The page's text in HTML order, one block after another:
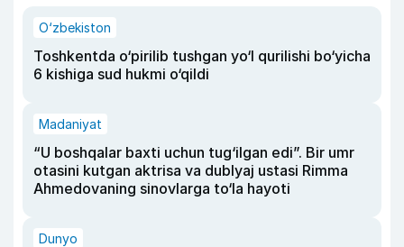
O‘zbekiston
Toshkentda o‘pirilib tushgan yo‘l qurilishi bo‘yicha
6 kishiga sud hukmi o‘qildi
Madaniyat
“U boshqalar baxti uchun tug‘ilgan edi”. Bir umr
otasini kutgan aktrisa va dublyaj ustasi Rimma
Ahmedovaning sinovlarga to‘la hayoti
Dunyo